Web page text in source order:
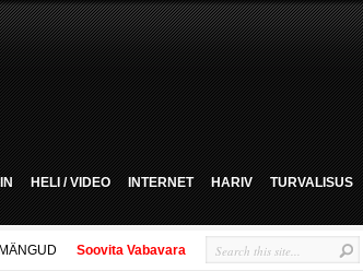
HELI / VIDEO INTERNET HARIV TURVALISUS
MÄNGUD Soovita Vabavara